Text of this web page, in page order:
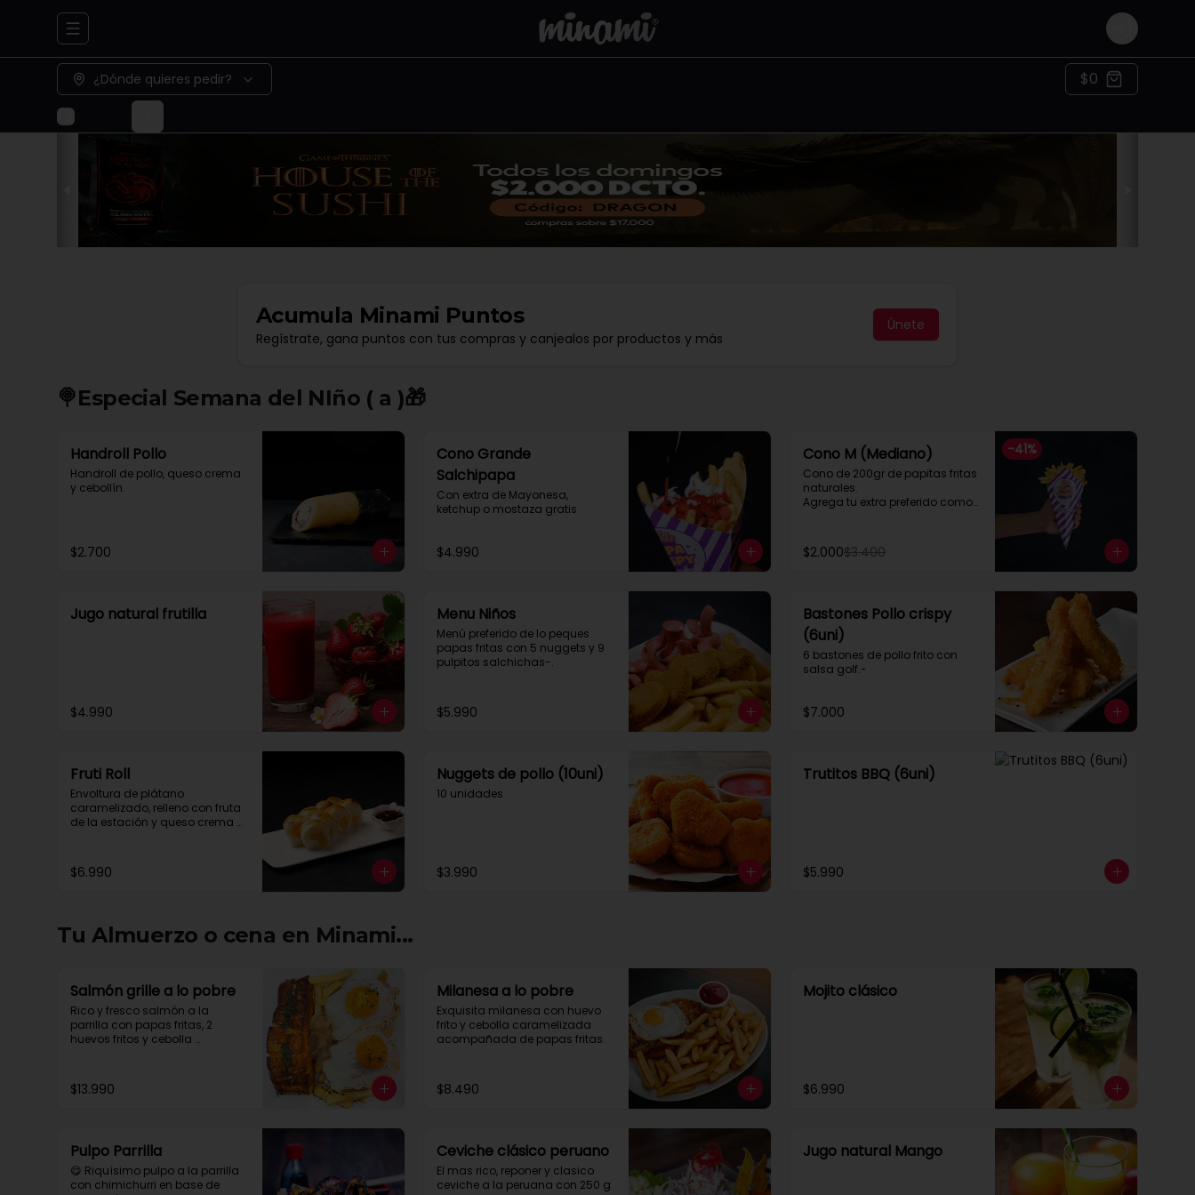
Abrir menu de navegación Login
¿Dónde quieres pedir? $0
Acumula Minami Puntos
Regístrate, gana puntos con tus compras y canjealos por productos y más
Únete
🍭Especial Semana del NIño ( a )🎁​
Handroll Pollo
Handroll de pollo, queso crema
y cebollín.
$2.700
Cono Grande
Salchipapa
Con extra de Mayonesa,
ketchup o mostaza gratis
$4.990
-41%
Cono M (Mediano)
Cono de 200gr de papitas fritas
naturales.
Agrega tu extra preferido como
y mucho mas....
$2.000$3.400
Jugo natural frutilla
$4.990
Menu Niños
Menú preferido de lo peques
papas fritas con 5 nuggets y 9
pulpitos salchichas-.
$5.990
Bastones Pollo crispy
(6uni)
6 bastones de pollo frito con
salsa golf.-
$7.000
Fruti Roll
Envoltura de plátano
caramelizado, relleno con fruta
de la estación y queso crema
$6.990
Nuggets de pollo (10uni)
10 unidades
$3.990
Trutitos BBQ (6uni)
$5.990
Tu Almuerzo o cena en Minami...
Salmón grille a lo pobre
Rico y fresco salmón a la
parrilla con papas fritas, 2
huevos fritos y cebolla
$13.990
Milanesa a lo pobre
Exquisita milanesa con huevo
frito y cebolla caramelizada
acompañada de papas fritas.
$8.490
Mojito clásico
$6.990
Pulpo Parrilla
😋 Riquísimo pulpo a la parrilla
con chimichurri en base de
Ceviche clásico peruano
El mas rico, reponer y clasico
ceviche a la peruana con 250 g
Jugo natural Mango